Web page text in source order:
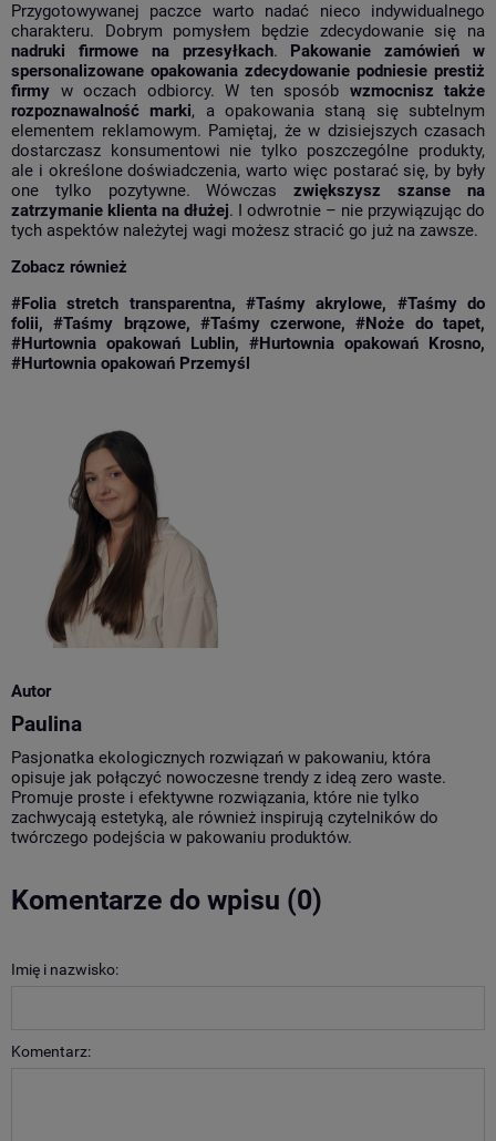
Przygotowywanej paczce warto nadać nieco indywidualnego
charakteru. Dobrym pomysłem będzie zdecydowanie się na
nadruki firmowe na przesyłkach.
Pakowanie zamówień w
spersonalizowane opakowania zdecydowanie podniesie prestiż
firmy w oczach odbiorcy. W ten sposób wzmocnisz także
rozpoznawalność marki, a opakowania staną się subtelnym
elementem reklamowym. Pamiętaj, że w dzisiejszych czasach
dostarczasz konsumentowi nie tylko poszczególne produkty,
ale i określone doświadczenia, warto więc postarać się, by były
one tylko pozytywne. Wówczaszwiększysz szanse na
zatrzymanie klienta na dłużej. I odwrotnie – nie przywiązując do
tych aspektów należytej wagi możesz stracić go już na zawsze.
Zobacz również
#Folia stretch transparentna,#Taśmy akrylowe, #Taśmy do
folii,#Taśmy brązowe, #Taśmy czerwone,#Noże do tapet,
#Hurtownia opakowań Lublin, #Hurtownia opakowań Krosno,
#Hurtownia opakowań Przemyśl
Autor
Paulina
Pasjonatka ekologicznych rozwiązań w pakowaniu, która
opisuje jak połączyć nowoczesne trendy z ideą zero waste.
Promuje proste i efektywne rozwiązania, które nie tylko
zachwycają estetyką, ale również inspirują czytelników do
twórczego podejścia w pakowaniu produktów.
Komentarze do wpisu (0)
Imię i nazwisko:
Komentarz: